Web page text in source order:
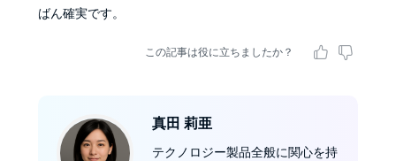
ばん確実です。
この記事は役に立ちましたか？
真田 莉亜
テクノロジー製品全般に関心を持